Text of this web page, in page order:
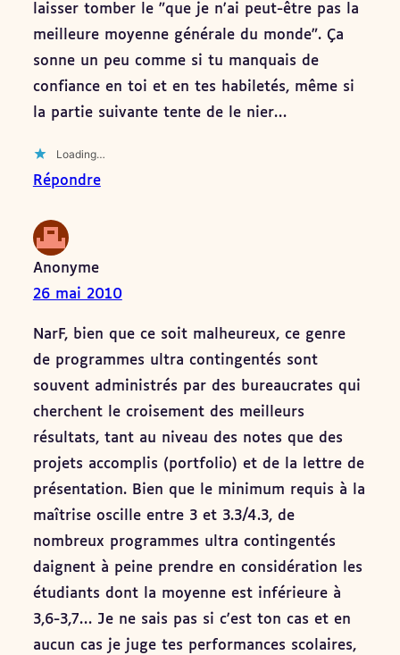
laisser tomber le "que je n'ai peut-être pas la
meilleure moyenne générale du monde". Ça
sonne un peu comme si tu manquais de
confiance en toi et en tes habiletés, même si
la partie suivante tente de le nier…
Loading…
Répondre
Anonyme
26 mai 2010
NarF, bien que ce soit malheureux, ce genre
de programmes ultra contingentés sont
souvent administrés par des bureaucrates qui
cherchent le croisement des meilleurs
résultats, tant au niveau des notes que des
projets accomplis (portfolio) et de la lettre de
présentation. Bien que le minimum requis à la
maîtrise oscille entre 3 et 3.3/4.3, de
nombreux programmes ultra contingentés
daignent à peine prendre en considération les
étudiants dont la moyenne est inférieure à
3,6-3,7… Je ne sais pas si c'est ton cas et en
aucun cas je juge tes performances scolaires,